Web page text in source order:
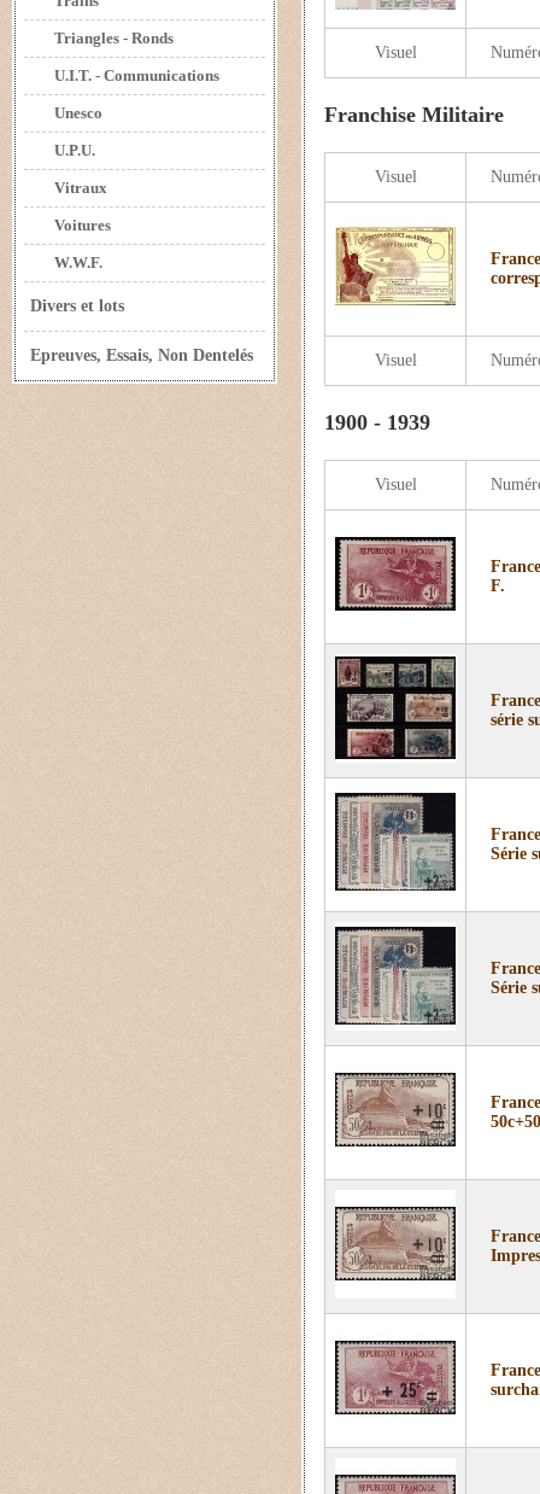
Triangles - Ronds
U.I.T. - Communications
Unesco
U.P.U.
Vitraux
Voitures
W.W.F.
Divers et lots
Epreuves, Essais, Non Dentelés
Visuel
Franchise Militaire
Visuel
Visuel
1900 - 1939
Visuel
F.
série
Série
Série